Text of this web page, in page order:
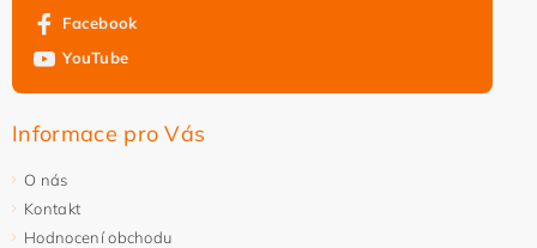
Facebook
YouTube
Informace pro Vás
O nás
Kontakt
Hodnocení obchodu